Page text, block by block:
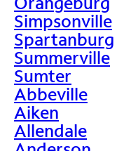
Simpsonville
Spartanburg
Summerville
Sumter
Abbeville
Aiken
Allendale